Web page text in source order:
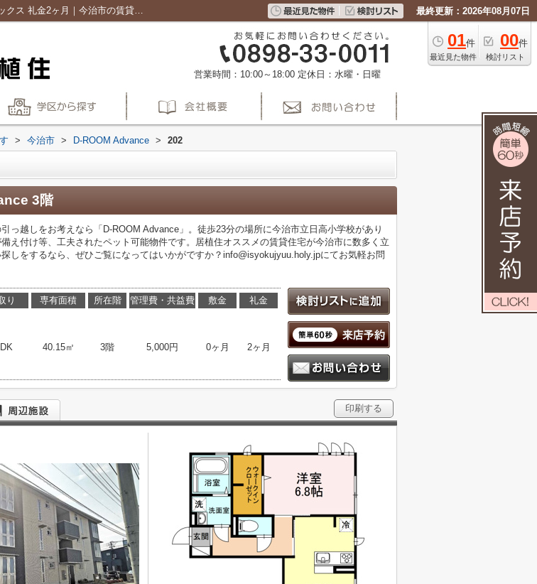
D-ROOM Advance202｜敷金不要 南西向き バルコニー シューズボックス 礼金2ヶ月｜今治市の賃貸物件や不動産｜有限会社居植住 最終更新：2026年08月07日
01件
最近見た物件
00件
検討リスト
営業時間：10:00～18:00 定休日：水曜・日曜
> 今治市 > D-ROOM Advance > 202
3階
っ越しをお考えなら「D-ROOM Advance」。徒歩23分の場所に今治市立日高小学校があり
え付け等、工夫されたペット可能物件です。居植住オススメの賃貸住宅が今治市に数多く立
しをするなら、ぜひご覧になってはいかがですか？info@isyokujyuu.holy.jpにてお気軽お問
り 専有面積
40.15㎡
所在階
3階
管理費・共益費
5,000円
敷金
0ヶ月
礼金
2ヶ月
印刷する